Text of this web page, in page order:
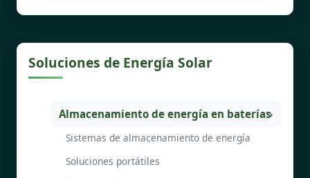
Soluciones de Energía Solar
Almacenamiento de energía en baterías
Sistemas de almacenamiento de energía
Soluciones portátiles